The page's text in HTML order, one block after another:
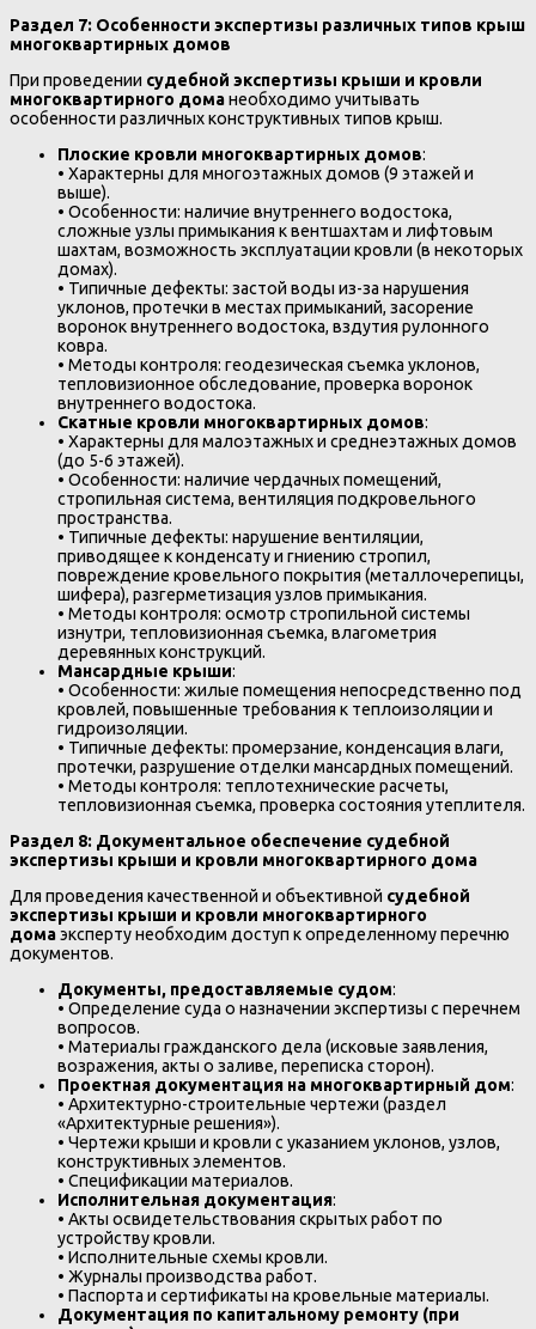
Раздел 7: Особенности экспертизы различных типов крыш
многоквартирных домов
При проведении судебной экспертизы крыши и кровли
многоквартирного доманеобходимо учитывать
особенности различных конструктивных типов крыш.
Плоские кровли многоквартирных домов:
• Характерны для многоэтажных домов (9 этажей и
выше).
• Особенности: наличие внутреннего водостока,
сложные узлы примыкания к вентшахтам и лифтовым
шахтам, возможность эксплуатации кровли (в некоторых
домах).
• Типичные дефекты: застой воды из-за нарушения
уклонов, протечки в местах примыканий, засорение
воронок внутреннего водостока, вздутия рулонного
ковра.
• Методы контроля: геодезическая съемка уклонов,
тепловизионное обследование, проверка воронок
внутреннего водостока.
Скатные кровли многоквартирных домов:
• Характерны для малоэтажных и среднеэтажных домов
(до 5-6 этажей).
• Особенности: наличие чердачных помещений,
стропильная система, вентиляция подкровельного
пространства.
• Типичные дефекты: нарушение вентиляции,
приводящее к конденсату и гниению стропил,
повреждение кровельного покрытия (металлочерепицы,
шифера), разгерметизация узлов примыкания.
• Методы контроля: осмотр стропильной системы
изнутри, тепловизионная съемка, влагометрия
деревянных конструкций.
Мансардные крыши:
• Особенности: жилые помещения непосредственно под
кровлей, повышенные требования к теплоизоляции и
гидроизоляции.
• Типичные дефекты: промерзание, конденсация влаги,
протечки, разрушение отделки мансардных помещений.
• Методы контроля: теплотехнические расчеты,
тепловизионная съемка, проверка состояния утеплителя.
Раздел 8: Документальное обеспечение судебной
экспертизы крыши и кровли многоквартирного дома
Для проведения качественной и объективной судебной
экспертизы крыши и кровли многоквартирного
домаэксперту необходим доступ к определенному перечню
документов.
Документы, предоставляемые судом:
• Определение суда о назначении экспертизы с перечнем
вопросов.
• Материалы гражданского дела (исковые заявления,
возражения, акты о заливе, переписка сторон).
Проектная документация на многоквартирный дом:
• Архитектурно-строительные чертежи (раздел
«Архитектурные решения»).
• Чертежи крыши и кровли с указанием уклонов, узлов,
конструктивных элементов.
• Спецификации материалов.
Исполнительная документация:
• Акты освидетельствования скрытых работ по
устройству кровли.
• Исполнительные схемы кровли.
• Журналы производства работ.
• Паспорта и сертификаты на кровельные материалы.
Документация по капитальному ремонту (при